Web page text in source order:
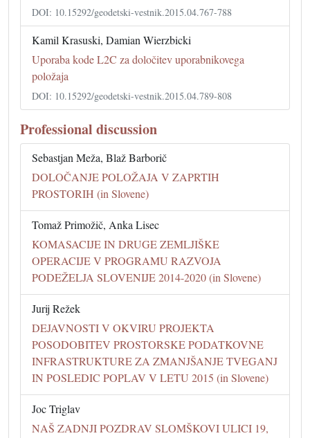
DOI: 10.15292/geodetski-vestnik.2015.04.767-788
Kamil Krasuski, Damian Wierzbicki
Uporaba kode L2C za določitev uporabnikovega
položaja
DOI: 10.15292/geodetski-vestnik.2015.04.789-808
Professional discussion
Sebastjan Meža, Blaž Barborič
DOLOČANJE POLOŽAJA V ZAPRTIH
PROSTORIH (in Slovene)
Tomaž Primožič, Anka Lisec
KOMASACIJE IN DRUGE ZEMLJIŠKE
OPERACIJE V PROGRAMU RAZVOJA
PODEŽELJA SLOVENIJE 2014-2020 (in Slovene)
Jurij Režek
DEJAVNOSTI V OKVIRU PROJEKTA
POSODOBITEV PROSTORSKE PODATKOVNE
INFRASTRUKTURE ZA ZMANJŠANJE TVEGANJ
IN POSLEDIC POPLAV V LETU 2015 (in Slovene)
Joc Triglav
NAŠ ZADNJI POZDRAV SLOMŠKOVI ULICI 19,